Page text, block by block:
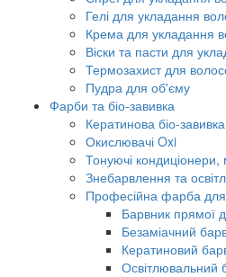
Гелі для укладання
Крема для укладання
Віски та пасти для
Термозахист для
Пудра для об'єму
Фарби та біо-завивка
Кератинова біо-завивка
Окислювачі Oxi
Тонуючі
Знебарвлення та
Професійна фарба
Барвник прямої
Безаміачний
Кератиновий
Освітлювальний